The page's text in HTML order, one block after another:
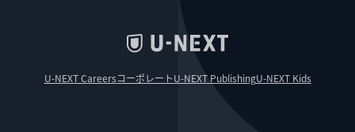
U-NEXT CareersコーポレートU-NEXT PublishingU-NEXT Kids